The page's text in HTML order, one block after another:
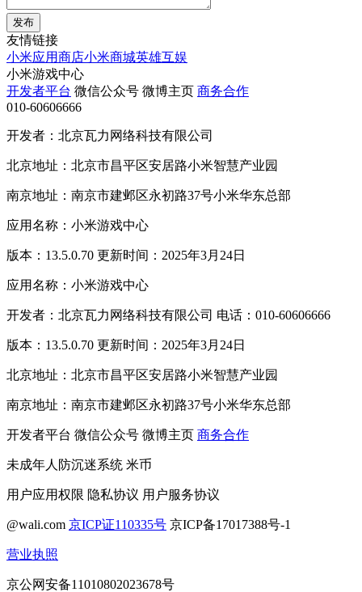
发布
友情链接
小米应用商店小米商城英雄互娱
小米游戏中心
开发者平台 微信公众号 微博主页 商务合作
010-60606666
开发者：北京瓦力网络科技有限公司
北京地址：北京市昌平区安居路小米智慧产业园
南京地址：南京市建邺区永初路37号小米华东总部
应用名称：小米游戏中心
版本：13.5.0.70 更新时间：2025年3月24日
应用名称：小米游戏中心
开发者：北京瓦力网络科技有限公司 电话：010-60606666
版本：13.5.0.70 更新时间：2025年3月24日
北京地址：北京市昌平区安居路小米智慧产业园
南京地址：南京市建邺区永初路37号小米华东总部
开发者平台 微信公众号 微博主页 商务合作
未成年人防沉迷系统 米币
用户应用权限 隐私协议 用户服务协议
@wali.com 京ICP证110335号 京ICP备17017388号-1
营业执照
京公网安备11010802023678号